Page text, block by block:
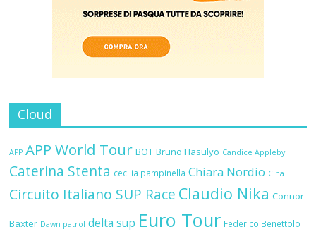
Cloud
APP APP World Tour BOT Bruno Hasulyo Candice Appleby
Caterina Stenta cecilia pampinella Chiara Nordio Cina
Circuito Italiano SUP Race Claudio Nika Connor
Baxter Dawn patrol delta sup Euro Tour Federico Benettolo